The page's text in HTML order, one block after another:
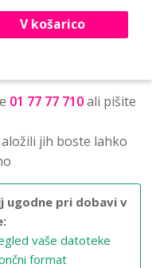
V košarico
01 77 77 710ali pišite
jih boste lahko
ugodne pri dobavi v
vaše datoteke
format